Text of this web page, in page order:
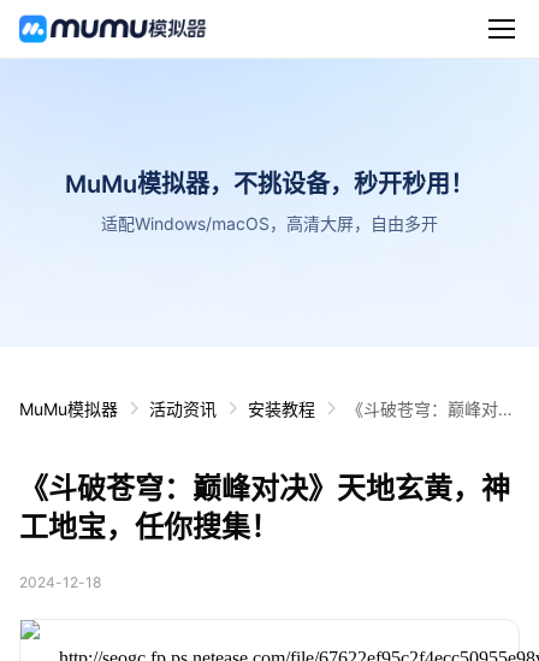
MuMu模拟器，不挑设备，秒开秒用！
适配Windows/macOS，高清大屏，自由多开
MuMu模拟器 活动资讯 安装教程
《斗破苍穹：巅峰对
《斗破苍穹：巅峰对决》天地玄黄，神
工地宝，任你搜集！
2024-12-18